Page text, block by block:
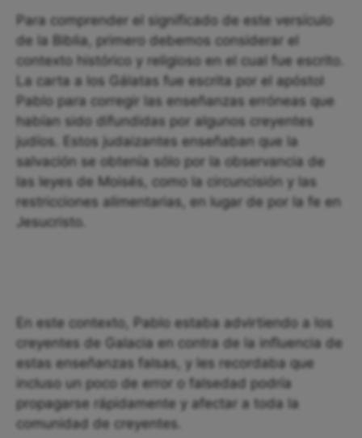
Para comprender el significado de este versículo
de la Biblia, primero debemos considerar el
contexto histórico y religioso en el cual fue escrito.
La carta a los Gálatas fue escrita por el apóstol
Pablo para corregir las enseñanzas erróneas que
habían sido difundidas por algunos creyentes
judíos. Estos judaizantes enseñaban que la
salvación se obtenía sólo por la observancia de
las leyes de Moisés, como la circuncisión y las
restricciones alimentarias, en lugar de por la fe en
Jesucristo.
En este contexto, Pablo estaba advirtiendo a los
creyentes de Galacia en contra de la influencia de
estas enseñanzas falsas, y les recordaba que
incluso un poco de error o falsedad podría
propagarse rápidamente y afectar a toda la
comunidad de creyentes.